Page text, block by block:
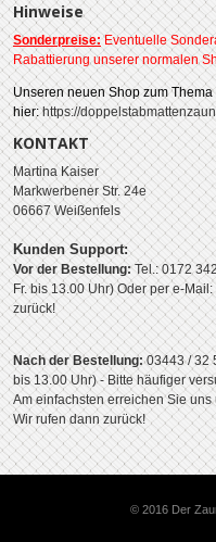
Hinweise
Sonderpreise: Eventuelle
Rabattierung unserer normalen
Unserenneuen Shop zum Thema
hier:https://
KONTAKT
Martina Kaiser
Markwerbener Str. 24e
06667 Weißenfels
Kunden Support:
Vor der Bestellung:Tel.: 0172
Fr. bis 13.00 Uhr)Oder per e-
zurück!
Nach der Bestellung:03443 / 32
bis 13.00 Uhr) - Bitte häufiger
Am einfachsten erreichen Sie
Wir rufen dann zurück!
© 2016 Der